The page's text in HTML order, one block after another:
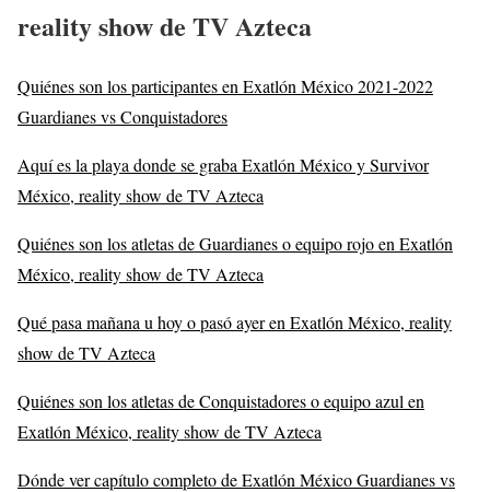
reality show de TV Azteca
Quiénes son los participantes en Exatlón México 2021-2022
Guardianes vs Conquistadores
Aquí es la playa donde se graba Exatlón México y Survivor
México, reality show de TV Azteca
Quiénes son los atletas de Guardianes o equipo rojo en Exatlón
México, reality show de TV Azteca
Qué pasa mañana u hoy o pasó ayer en Exatlón México, reality
show de TV Azteca
Quiénes son los atletas de Conquistadores o equipo azul en
Exatlón México, reality show de TV Azteca
Dónde ver capítulo completo de Exatlón México Guardianes vs